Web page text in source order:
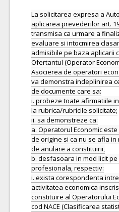
La solicitarea expresa a
aplicarea prevederilor art.
transmisa ca urmare a
evaluare si intocmirea
admisibile pe baza aplicarii
Ofertantul (Operator
Asocierea de operatori
va demonstra indeplinirea
de documente care sa:
i. probeze toate afirmatiile
la rubrica/rubricile solicitate;
ii. sa demonstreze ca:
a. Operatorul Economic
de origine si ca nu se afla
de anulare a constituirii,
b. desfasoara in mod licit
profesionala, respectiv:
i. exista corespondenta
activitatea economica
constituire al Operatorului
cod NACE (Clasificarea